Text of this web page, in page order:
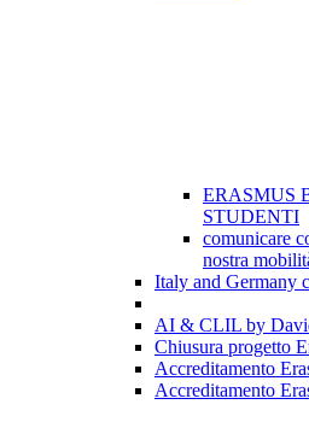
ERASMUS
STUDENTI
comunicare
nostra
Italy and Germany
AI & CLIL by
Chiusura progetto
Accreditamento
Accreditamento